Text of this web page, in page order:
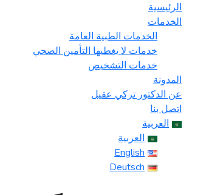
الرئيسية
الخدمات
الخدمات الطبية العامة
خدمات لا يغطيها التأمين الصحي
خدمات التشخيص
المدونة
عن الدكتور تركي عقيل
اتصل بنا
العربية
العربية
English
Deutsch